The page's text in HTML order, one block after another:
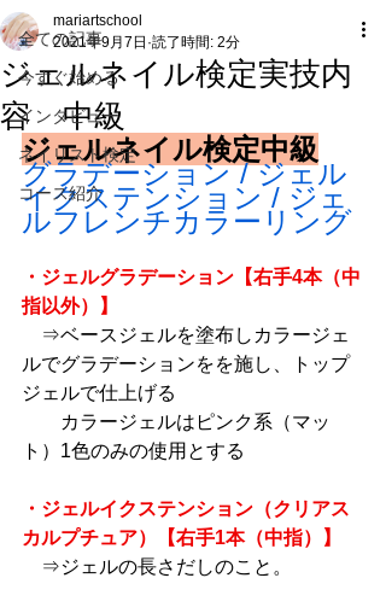
全ての記事
今すぐ始める
インタビュー
ネイリスト検定
コース紹介
ジェルネイル検定実技内
容 中級
mariartschool
2021年9月7日 読了時間: 2分
ジェルネイル検定中級
グラデーション / ジェル
イクステンション / ジェ
ルフレンチカラーリング
・ジェルグラデーション【右手4本（中
指以外）】
⇒ベースジェルを塗布しカラージェ
ルでグラデーションをを施し、トップ
ジェルで仕上げる
カラージェルはピンク系（マッ
ト）1色のみの使用とする
・ジェルイクステンション（クリアス
カルプチュア）【右手1本（中指）】
⇒ジェルの長さだしのこと。